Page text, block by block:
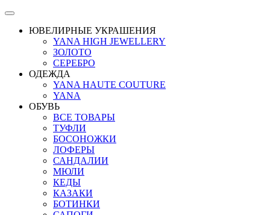
ЮВЕЛИРНЫЕ УКРАШЕНИЯ
YANA HIGH JEWELLERY
ЗОЛОТО
СЕРЕБРО
ОДЕЖДА
YANA HAUTE COUTURE
YANA
ОБУВЬ
ВСЕ ТОВАРЫ
ТУФЛИ
БОСОНОЖКИ
ЛОФЕРЫ
САНДАЛИИ
МЮЛИ
КЕДЫ
КАЗАКИ
БОТИНКИ